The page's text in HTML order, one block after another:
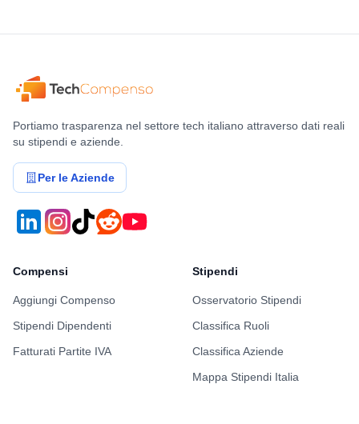
Portiamo trasparenza nel settore tech italiano attraverso dati reali
su stipendi e aziende.
Per le Aziende
Compensi
Aggiungi Compenso
Stipendi Dipendenti
Fatturati Partite IVA
Stipendi
Osservatorio Stipendi
Classifica Ruoli
Classifica Aziende
Mappa Stipendi Italia